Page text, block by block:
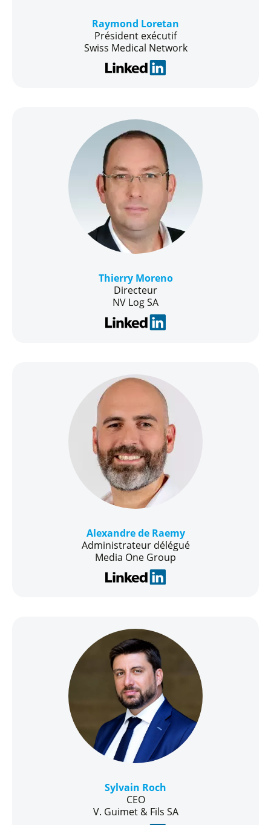
Raymond Loretan
Président exécutif
Swiss Medical Network
Thierry Moreno
Directeur
NV Log SA
Alexandre de Raemy
Administrateur délégué
Media One Group
Sylvain Roch
CEO
V. Guimet & Fils SA